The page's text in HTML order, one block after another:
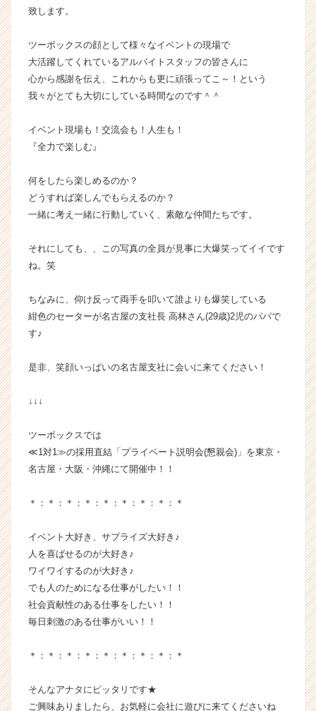
か
ら
ス
ウ
が
就
活
イ
チ
ャ
リ
e
e
致します。
ツーボックスの顔として様々なイベントの現場で
大活躍してくれているアルバイトスタッフの皆さんに
心から感謝を伝え、これからも更に頑張ってこ～！という
我々がとても大切にしている時間なのです＾＾
イベント現場も！交流会も！人生も！
『全力で楽しむ』
何をしたら楽しめるのか？
どうすれば楽しんでもらえるのか？
一緒に考え一緒に行動していく、素敵な仲間たちです。
それにしても、、この写真の全員が見事に大爆笑ってイイです
ね。笑
ちなみに、仰け反って両手を叩いて誰よりも爆笑している
紺色のセーターが名古屋の支社長 高林さん(29歳)2児のパパで
す♪
是非、笑顔いっぱいの名古屋支社に会いに来てください！
↓↓↓
ツーボックスでは
≪1対1≫の採用直結「プライベート説明会(懇親会)」を東京・
名古屋・大阪・沖縄にて開催中！！
＊：＊：＊：＊：＊：＊：＊：＊：＊
イベント大好き、サプライズ大好き♪
人を喜ばせるのが大好き♪
ワイワイするのが大好き♪
でも人のためになる仕事がしたい！！
社会貢献性のある仕事をしたい！！
毎日刺激のある仕事がいい！！
＊：＊：＊：＊：＊：＊：＊：＊：＊
そんなアナタにピッタリです★
ご興味ありましたら、お気軽に会社に遊びに来てくださいね